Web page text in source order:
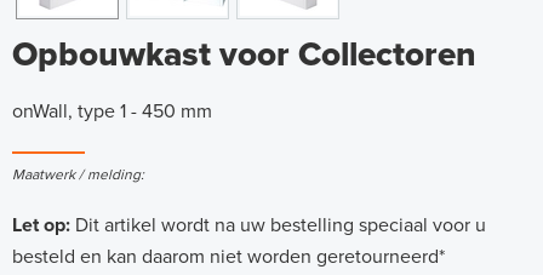
Opbouwkast voor Collectoren
onWall, type 1 - 450 mm
Maatwerk / melding:
Let op: Dit artikel wordt na uw bestelling speciaal voor u
besteld en kan daarom niet worden geretourneerd*